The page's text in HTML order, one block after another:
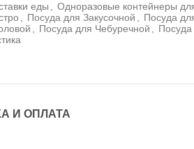
еды Одноразовые контейнеры
Посуда для Закусочной Посуда
Посуда для Чебуречной
И ОПЛАТА